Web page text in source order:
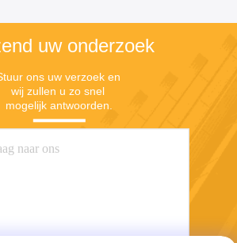
uw onderzoek
ons uw verzoek en
wij zullen u zo snel
mogelijk antwoorden.